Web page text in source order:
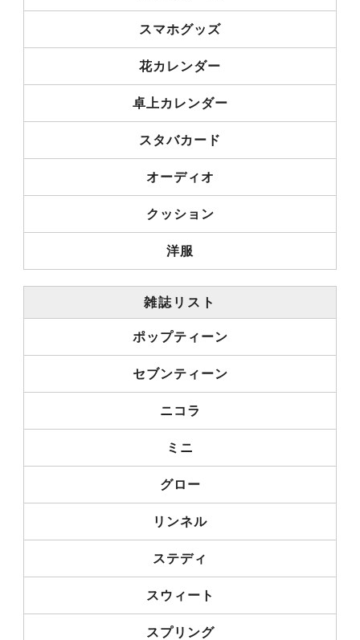
スマホグッズ
花カレンダー
卓上カレンダー
スタバカード
オーディオ
クッション
洋服
雑誌リスト
ポップティーン
セブンティーン
ニコラ
ミニ
グロー
リンネル
ステディ
スウィート
スプリング